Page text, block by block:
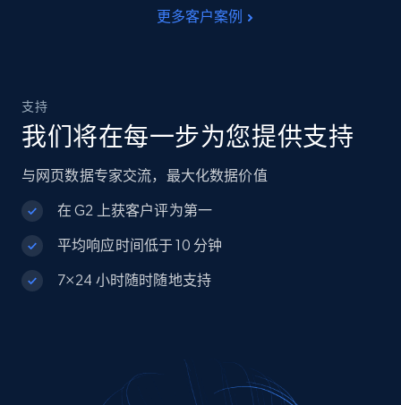
更多客户案例
支持
我们将在每一步为您提供支持
与网页数据专家交流，最大化数据价值
在 G2 上获客户评为第一
平均响应时间低于 10 分钟
7×24 小时随时随地支持